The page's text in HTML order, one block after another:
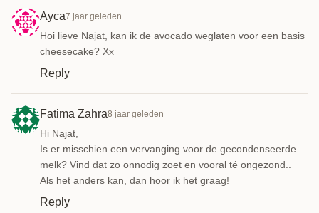
Ayca7 jaar geleden
Hoi lieve Najat, kan ik de avocado weglaten voor een basis
cheesecake? Xx
Reply
Fatima Zahra8 jaar geleden
Hi Najat,
Is er misschien een vervanging voor de gecondenseerde
melk? Vind dat zo onnodig zoet en vooral té ongezond..
Als het anders kan, dan hoor ik het graag!
Reply